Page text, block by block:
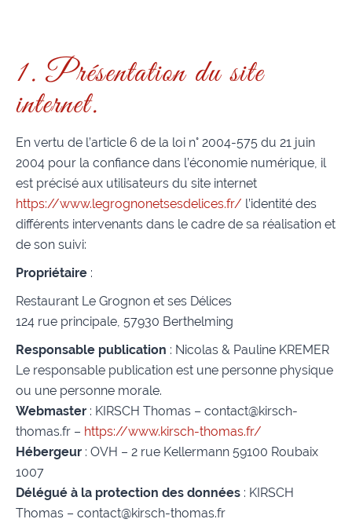
1. Présentation du site
internet.
En vertu de l’article 6 de la loi n° 2004-575 du 21 juin
2004 pour la confiance dans l’économie numérique, il
est précisé aux utilisateurs du site internet
https://www.legrognonetsesdelices.fr/ l’identité des
différents intervenants dans le cadre de sa réalisation et
de son suivi:
Propriétaire :
Restaurant Le Grognon et ses Délices
124 rue principale, 57930 Berthelming
Responsable publication : Nicolas & Pauline KREMER
Le responsable publication est une personne physique
ou une personne morale.
Webmaster : KIRSCH Thomas – contact@kirsch-
thomas.fr – https://www.kirsch-thomas.fr/
Hébergeur : OVH – 2 rue Kellermann 59100 Roubaix
1007
Délégué à la protection des données : KIRSCH
Thomas – contact@kirsch-thomas.fr